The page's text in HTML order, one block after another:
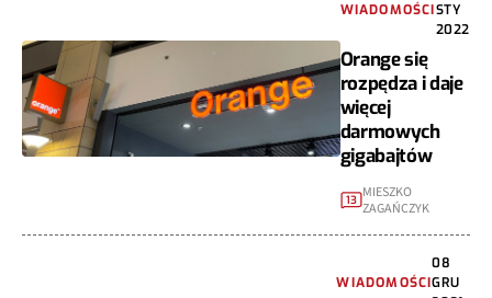
WIADOMOŚCISTY
2022
Orange się
rozpędza i daje
więcej
darmowych
gigabajtów
13 MIESZKO
ZAGAŃCZYK
WIADOMOŚCI
08
GRU